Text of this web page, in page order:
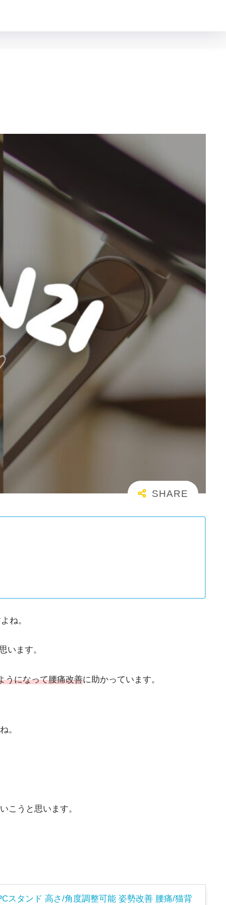
ね。
います。
うになって腰痛改善に助かっています。
。
こうと思います。
スタンド 高さ/角度調整可能 姿勢改善 腰痛/猫背